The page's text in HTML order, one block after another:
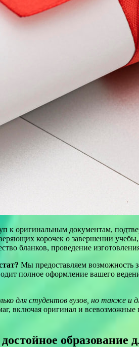
к оригинальным документам,
корочек о завершении
бланков, проведение
Мы предоставляем возможность
полное оформление вашего
для студентов вузов, но также
включая оригинал и
образование